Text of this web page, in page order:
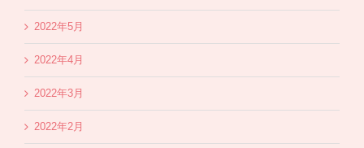
2022年5月
2022年4月
2022年3月
2022年2月